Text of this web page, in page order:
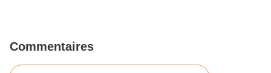
Commentaires